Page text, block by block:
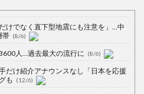
けでなく直下型地震にも注意を」…中
帯 (8/6)
人…過去最大の流行に (8/6)
だけ紹介アナウンスなし「日本を応援
も
(12/6)